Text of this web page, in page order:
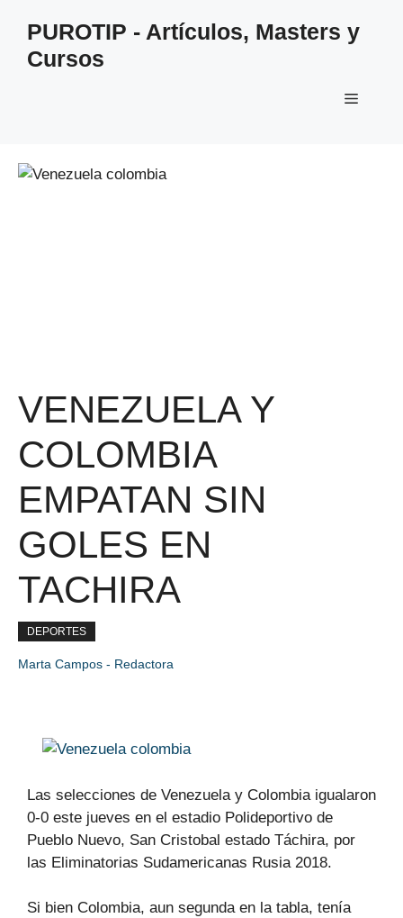
contenido
PUROTIP - Artículos, Masters y
Cursos
Menú
VENEZUELA Y
COLOMBIA
EMPATAN SIN
GOLES EN
TACHIRA
DEPORTES
Marta Campos - Redactora
Las selecciones de Venezuela y Colombia igualaron
0-0 este jueves en el estadio Polideportivo de
Pueblo Nuevo, San Cristobal estado Táchira, por
las Eliminatorias Sudamericanas Rusia 2018.
Si bien Colombia, aun segunda en la tabla, tenía